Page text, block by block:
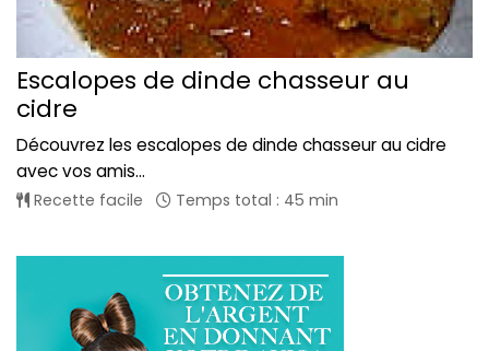
Escalopes de dinde chasseur au
cidre
Découvrez les escalopes de dinde chasseur au cidre
avec vos amis...
Recette facile Temps total : 45 min